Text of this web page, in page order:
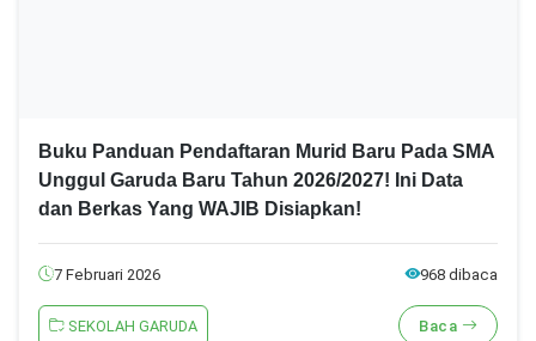
Buku Panduan Pendaftaran Murid Baru Pada SMA
Unggul Garuda Baru Tahun 2026/2027! Ini Data
dan Berkas Yang WAJIB Disiapkan!
7 Februari 2026 968 dibaca
SEKOLAH GARUDA Baca